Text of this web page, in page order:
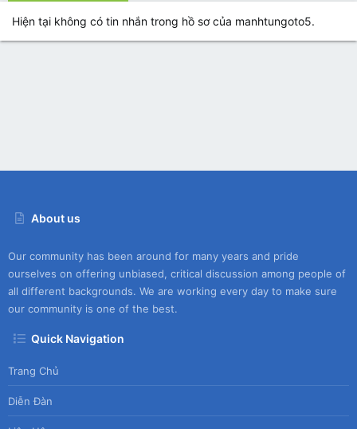
Hiện tại không có tin nhắn trong hồ sơ của manhtungoto5.
About us
Our community has been around for many years and pride
ourselves on offering unbiased, critical discussion among people of
all different backgrounds. We are working every day to make sure
our community is one of the best.
Quick Navigation
Trang Chủ
Diễn Đàn